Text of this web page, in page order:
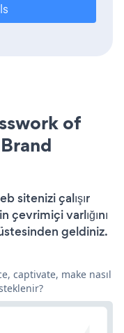
of
sitenizi çalışır
varlığını
geldiniz.
captivate, make nasıl